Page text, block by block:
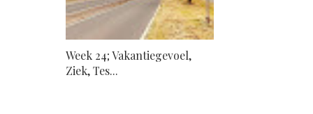
Week 24; Vakantiegevoel,
Ziek, Tes...